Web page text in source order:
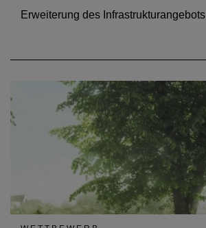
Erweiterung des Infrastrukturangebots